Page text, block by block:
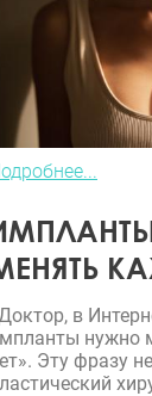
в
нужно
Эту фразу